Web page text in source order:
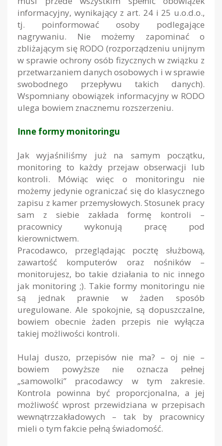
informacyjny, wynikający z art. 24 i 25 u.o.d.o.,
tj. poinformować osoby podlegające
nagrywaniu. Nie możemy zapominać o
zbliżającym się RODO (rozporządzeniu unijnym
w sprawie ochrony osób fizycznych w związku z
przetwarzaniem danych osobowych i w sprawie
swobodnego przepływu takich danych).
Wspomniany obowiązek informacyjny w RODO
ulega bowiem znacznemu rozszerzeniu.
Inne formy monitoringu
Jak wyjaśniliśmy już na samym początku,
monitoring to każdy przejaw obserwacji lub
kontroli. Mówiąc więc o monitoringu nie
możemy jedynie ograniczać się do klasycznego
zapisu z kamer przemysłowych. Stosunek pracy
sam z siebie zakłada formę kontroli –
pracownicy wykonują pracę pod
kierownictwem.
Pracodawco, przeglądając pocztę służbową,
zawartość komputerów oraz nośników –
monitorujesz, bo takie działania to nic innego
jak monitoring ;). Takie formy monitoringu nie
są jednak prawnie w żaden sposób
uregulowane. Ale spokojnie, są dopuszczalne,
bowiem obecnie żaden przepis nie wyłącza
takiej możliwości kontroli.
Hulaj duszo, przepisów nie ma? – oj nie –
bowiem powyższe nie oznacza pełnej
„samowolki” pracodawcy w tym zakresie.
Kontrola powinna być proporcjonalna, a jej
możliwość wprost przewidziana w przepisach
wewnątrzzakładowych – tak by pracownicy
mieli o tym fakcie pełną świadomość.